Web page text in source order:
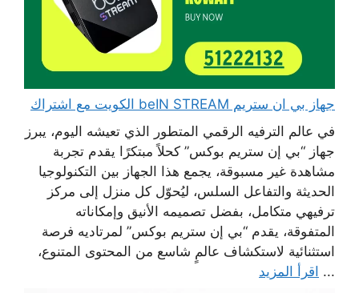
جهاز بي ان ستريم beIN STREAM الكويت مع اشتراك
في عالم الترفيه الرقمي المتطور الذي تعيشه اليوم، يبرز
جهاز “بي إن ستريم بوكس” كحلاً مبتكرًا يقدم تجربة
مشاهدة غير مسبوقة، يجمع هذا الجهاز بين التكنولوجيا
الحديثة والتفاعل السلس، ليُحوّل كل منزل إلى مركز
ترفيهي متكامل، بفضل تصميمه الأنيق وإمكاناته
المتفوقة، يقدم “بي إن ستريم بوكس” لمرتاديه فرصة
استثنائية لاستكشاف عالمٍ شاسع من المحتوى المتنوع،
... اقرأ المزيد